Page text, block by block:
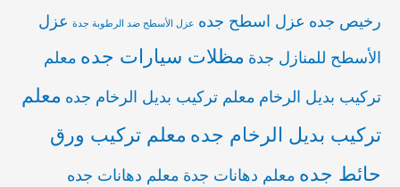
رخيص جده عزل اسطح جده عزل الأسطح ضد الرطوبة جدة عزل
الأسطح للمنازل جدة مظلات سيارات جده معلم
تركيب بديل الرخام معلم تركيب بديل الرخام جده معلم
تركيب بديل الرخام جده معلم تركيب ورق
حائط جده معلم دهانات جدة معلم دهانات جده